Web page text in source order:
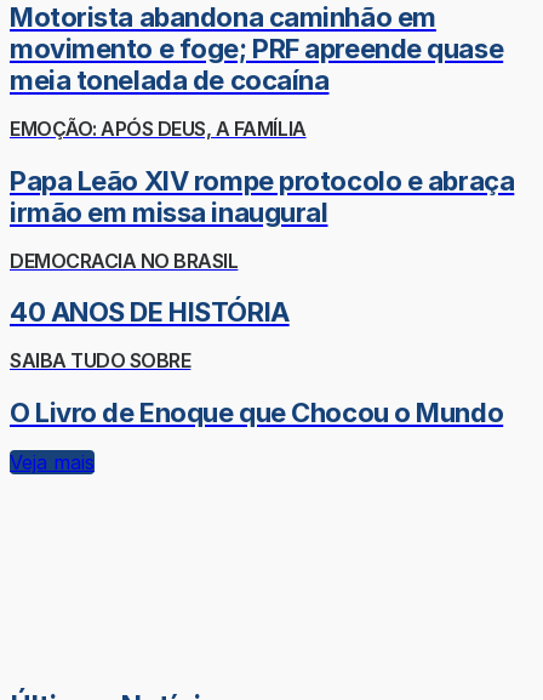
Motorista abandona caminhão em
movimento e foge; PRF apreende quase
meia tonelada de cocaína
EMOÇÃO: APÓS DEUS, A FAMÍLIA
Papa Leão XIV rompe protocolo e abraça
irmão em missa inaugural
DEMOCRACIA NO BRASIL
40 ANOS DE HISTÓRIA
SAIBA TUDO SOBRE
O Livro de Enoque que Chocou o Mundo
Veja mais